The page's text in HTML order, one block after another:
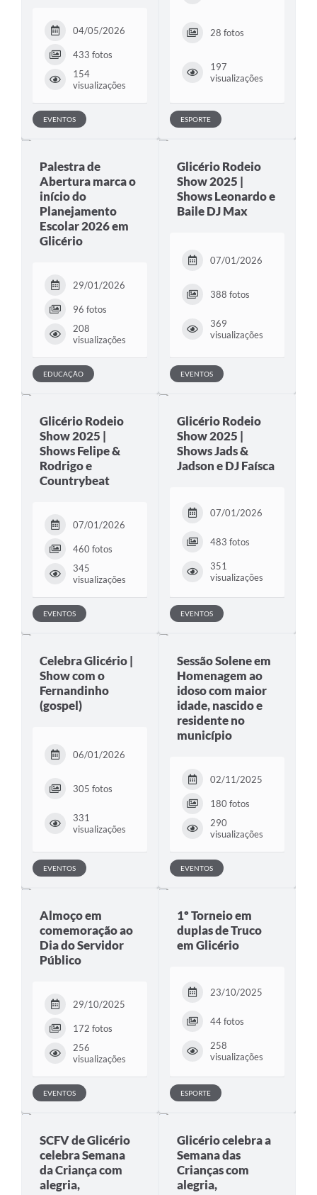
04/05/2026
433 fotos
154
visualizações
EVENTOS
28 fotos
197
visualizações
ESPORTE
Palestra de
Abertura marca o
início do
Planejamento
Escolar 2026 em
Glicério
29/01/2026
96 fotos
208
visualizações
EDUCAÇÃO
Glicério Rodeio
Show 2025 |
Shows Leonardo e
Baile DJ Max
07/01/2026
388 fotos
369
visualizações
EVENTOS
Glicério Rodeio
Show 2025 |
Shows Felipe &
Rodrigo e
Countrybeat
07/01/2026
460 fotos
345
visualizações
EVENTOS
Glicério Rodeio
Show 2025 |
Shows Jads &
Jadson e DJ Faísca
07/01/2026
483 fotos
351
visualizações
EVENTOS
Celebra Glicério |
Show com o
Fernandinho
(gospel)
06/01/2026
305 fotos
331
visualizações
EVENTOS
Sessão Solene em
Homenagem ao
idoso com maior
idade, nascido e
residente no
município
02/11/2025
180 fotos
290
visualizações
EVENTOS
Almoço em
comemoração ao
Dia do Servidor
Público
29/10/2025
172 fotos
256
visualizações
EVENTOS
1º Torneio em
duplas de Truco
em Glicério
23/10/2025
44 fotos
258
visualizações
ESPORTE
SCFV de Glicério
celebra Semana
da Criança com
alegria,
Glicério celebra a
Semana das
Crianças com
alegria,